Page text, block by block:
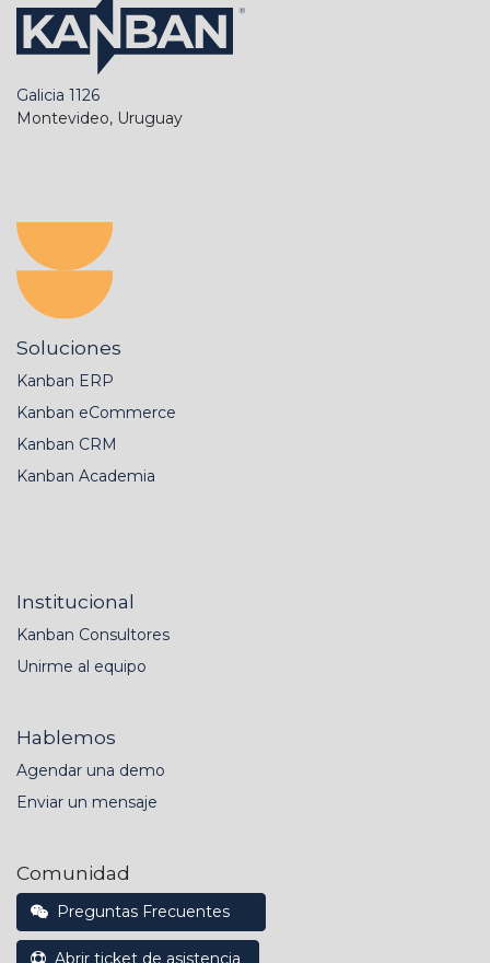
Galicia 1126
Montevideo, Uruguay
Soluciones
Kanban ERP
Kanban eCommerce
Kanban CRM
Kanban Academia
Institucional
Kanban Consultores
Unirme al equipo
Hablemos
Agendar una demo
Enviar un mensaje
Comunidad
Preguntas Frecuentes
Abrir ticket de asistencia